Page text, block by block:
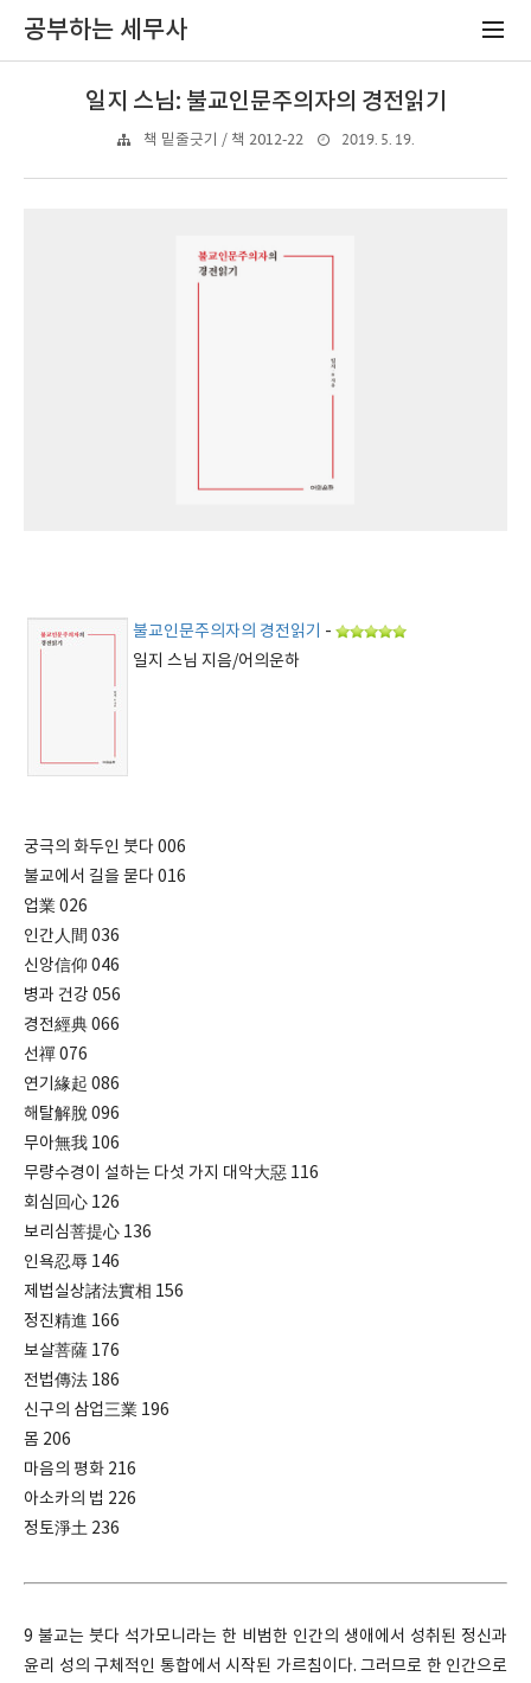
공부하는 세무사
일지 스님: 불교인문주의자의 경전읽기
책 밑줄긋기 / 책 2012-22 2019. 5. 19.
불교인문주의자의 경전읽기
-
일지 스님 지음/어의운하
궁극의 화두인 붓다 006
불교에서 길을 묻다 016
업業 026
인간人間 036
신앙信仰 046
병과 건강 056
경전經典 066
선禪 076
연기緣起 086
해탈解脫 096
무아無我 106
무량수경이 설하는 다섯 가지 대악大惡 116
회심回心 126
보리심菩提心 136
인욕忍辱 146
제법실상諸法實相 156
정진精進 166
보살菩薩 176
전법傳法 186
신구의 삼업三業 196
몸 206
마음의 평화 216
아소카의 법 226
정토淨土 236
9 불교는 붓다 석가모니라는 한 비범한 인간의 생애에서 성취된 정신과
윤리 성의 구체적인 통합에서 시작된 가르침이다. 그러므로 한 인간으로